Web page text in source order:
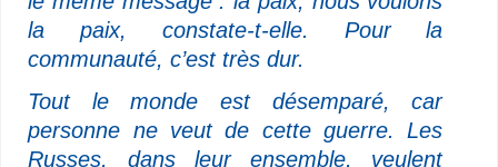
la paix, constate-t-elle. Pour la
communauté, c’est très dur.
Tout le monde est désemparé, car
personne ne veut de cette guerre. Les
Russes, dans leur ensemble, veulent